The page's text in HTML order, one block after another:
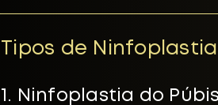
Tipos de Ninfoplastia
1. Ninfoplastia do